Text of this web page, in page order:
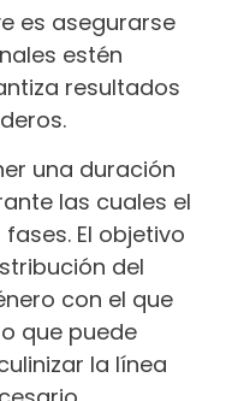
es asegurarse
estén
resultados
una duración
las cuales el
El objetivo
del
con el que
que puede
la línea